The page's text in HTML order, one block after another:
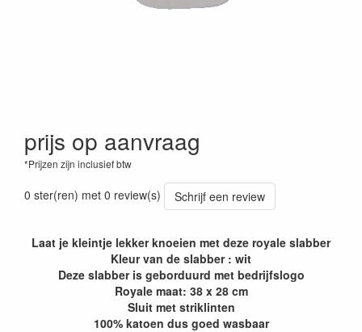
prijs op aanvraag
*Prijzen zijn inclusief btw
0 ster(ren) met 0 review(s) Schrijf een review
Laat je kleintje lekker knoeien met deze royale slabber
Kleur van de slabber : wit
Deze slabber is geborduurd met bedrijfslogo
Royale maat: 38 x 28 cm
Sluit met striklinten
100% katoen dus goed wasbaar